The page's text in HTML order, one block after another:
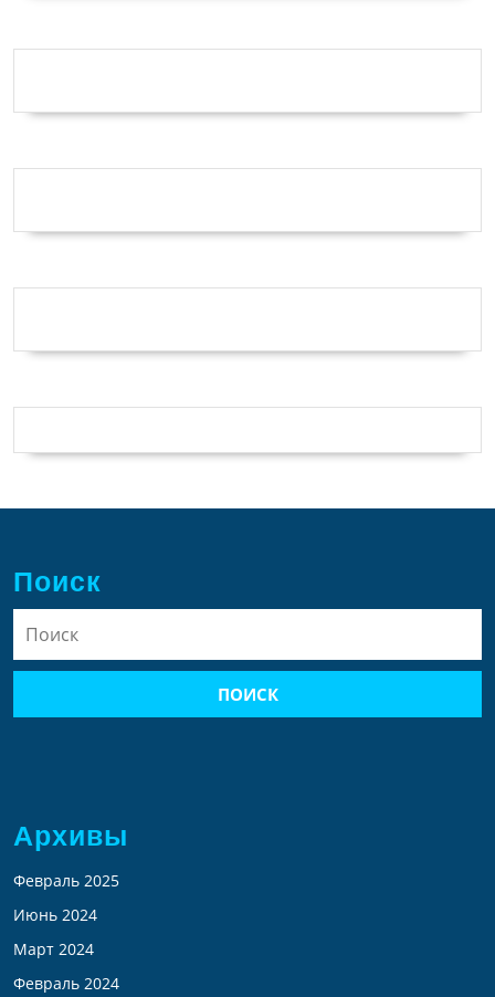
Поиск
Архивы
Февраль 2025
Июнь 2024
Март 2024
Февраль 2024